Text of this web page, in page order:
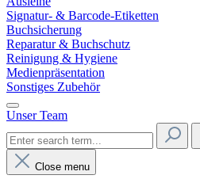
Signatur- & Barcode-Etiketten
Buchsicherung
Reparatur & Buchschutz
Reinigung & Hygiene
Medienpräsentation
Sonstiges Zubehör
Unser Team
Close menu